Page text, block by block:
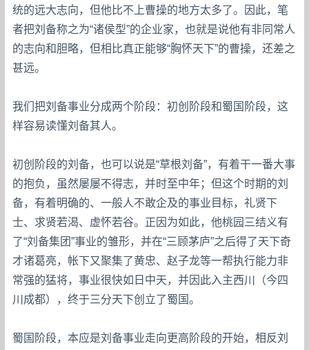
统的远大志向，但他比不上曹操的地方太多了。因此，笔
者把刘备称之为“诸侯型”的企业家，也就是说他有非同常人
的志向和胆略，但相比真正能够“胸怀天下”的曹操，还差之
甚远。
我们把刘备事业分成两个阶段：初创阶段和蜀国阶段，这
样容易读懂刘备其人。
初创阶段的刘备，也可以说是“草根刘备”，有着干一番大事
的抱负，虽然屡屡不得志，并时至中年；但这个时期的刘
备，有着明确的、一般人不敢企及的事业目标，礼贤下
士、求贤若渴、虚怀若谷。正因为如此，他桃园三结义有
了“刘备集团”事业的雏形，并在“三顾茅庐”之后得了天下奇
才诸葛亮，帐下又聚集了黄忠、赵子龙等一帮执行能力非
常强的猛将，事业很快如日中天，并因此入主西川（今四
川成都），终于三分天下创立了蜀国。
蜀国阶段，本应是刘备事业走向更高阶段的开始，相反刘